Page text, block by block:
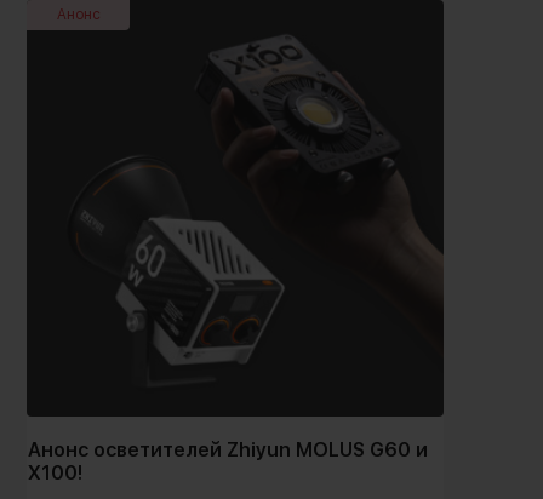
Анонс
Анонс осветителей Zhiyun MOLUS G60 и
X100!